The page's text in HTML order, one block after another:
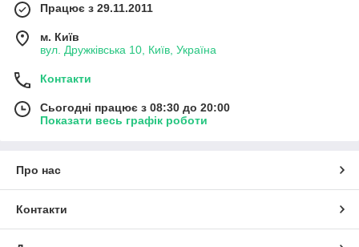
Працює з 29.11.2011
м. Київ
вул. Дружківська 10, Київ, Україна
Контакти
Сьогодні працює з 08:30 до 20:00
Показати весь графік роботи
Про нас
Контакти